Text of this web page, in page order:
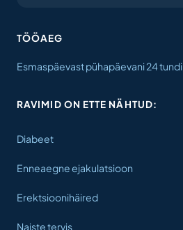
TÖÖAEG
Esmaspäevast pühapäevani 24 tundi
RAVIMID ON ETTE NÄHTUD:
Diabeet
Enneaegne ejakulatsioon
Erektsioonihäired
Naiste tervis